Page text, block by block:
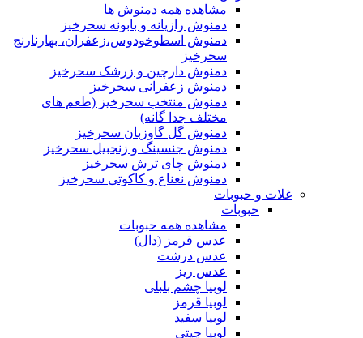
مشاهده همه دمنوش ها
دمنوش رازیانه و بابونه سحرخیز
دمنوش اسطوخودوس،زعفران، بهارنارنج
سحرخیز
دمنوش دارچین و زرشک سحرخیز
دمنوش زعفرانی سحرخیز
دمنوش منتخب سحرخیز (طعم های
مختلف جدا گانه)
دمنوش گل گاوزبان سحرخیز
دمنوش جنسینگ و زنجبیل سحرخیز
دمنوش چای ترش سحرخیز
دمنوش نعناع و کاکوتی سحرخیز
غلات و حبوبات
حبوبات
مشاهده همه حبوبات
عدس قرمز (دال)
عدس درشت
عدس ریز
لوبیا چشم بلبلی
لوبیا قرمز
لوبیا سفید
لوبیا چیتی